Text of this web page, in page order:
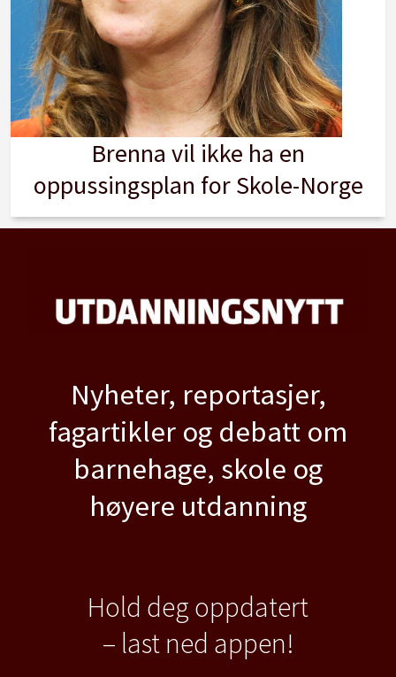
Brenna vil ikke ha en
oppussingsplan for Skole-Norge
Nyheter, reportasjer,
fagartikler og debatt om
barnehage, skole og
høyere utdanning
Hold deg oppdatert
– last ned appen!